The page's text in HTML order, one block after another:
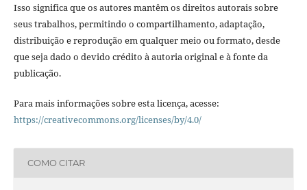
Isso significa que os autores mantêm os direitos autorais sobre
seus trabalhos, permitindo o compartilhamento, adaptação,
distribuição e reprodução em qualquer meio ou formato, desde
que seja dado o devido crédito à autoria original e à fonte da
publicação.
Para mais informações sobre esta licença, acesse:
https://creativecommons.org/licenses/by/4.0/
COMO CITAR